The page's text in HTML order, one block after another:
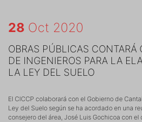
28 Oct 2020
OBRAS PÚBLICAS CONTARÁ
DE INGENIEROS PARA LA
LA LEY DEL SUELO
El CICCP colaborará con el Gobierno de
Ley del Suelo según se ha acordado en una
consejero del área, José Luis Gochicoa con el